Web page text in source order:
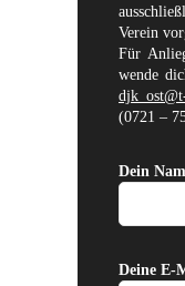
Verein
Für
wende
(0721 –
Dein
Deine E-